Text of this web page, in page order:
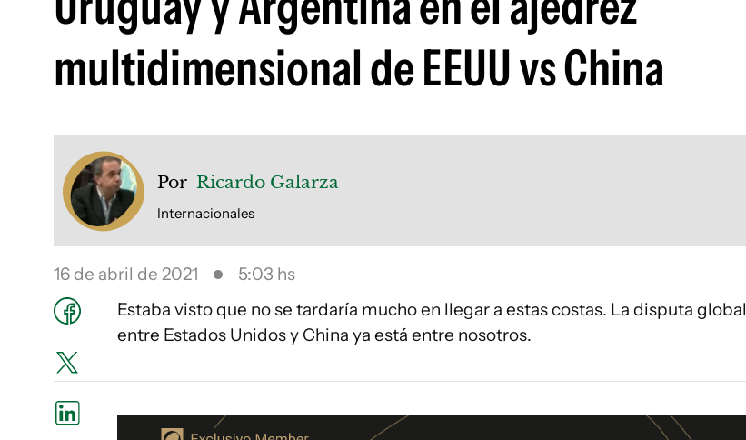
multidimensional de EEUU vs China
Por Ricardo Galarza
Internacionales
16 de abril de 2021
5:03 hs
Estaba visto que no se tardaría mucho en llegar a estas costas. La disputa global
entre Estados Unidos y China ya está entre nosotros.